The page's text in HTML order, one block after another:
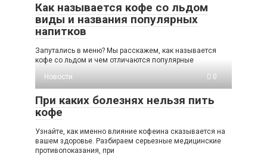
Как называется кофе со льдом
виды и названия популярных
напитков
Запутались в меню? Мы расскажем, как называется
кофе со льдом и чем отличаются популярные
Новости
0
При каких болезнях нельзя пить
кофе
Узнайте, как именно влияние кофеина сказывается на
вашем здоровье. Разбираем серьезные медицинские
противопоказания, при